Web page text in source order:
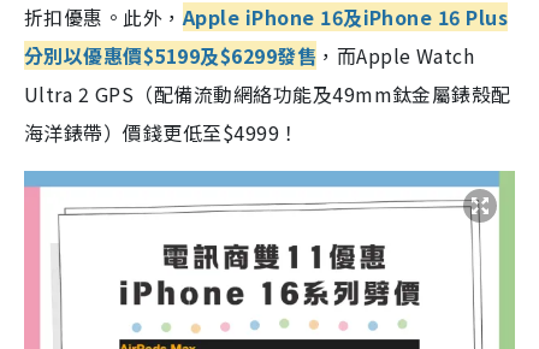
折扣優惠。此外， Apple iPhone 16及iPhone 16 Plus
分別以優惠價$5199及$6299發售 ，而Apple Watch
Ultra 2 GPS（配備流動網絡功能及49mm鈦金屬錶殼配
海洋錶帶）價錢更低至$4999！